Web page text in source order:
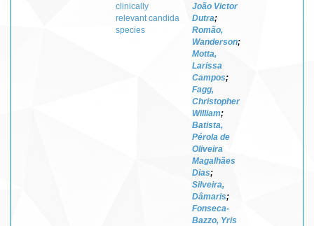
clinically
relevant candida
species
João Victor
Dutra;
Romão,
Wanderson;
Motta,
Larissa
Campos;
Fagg,
Christopher
William;
Batista,
Pérola de
Oliveira
Magalhães
Dias;
Silveira,
Dâmaris;
Fonseca-
Bazzo, Yris